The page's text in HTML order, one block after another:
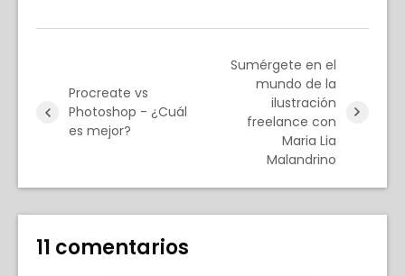
Procreate vs
Photoshop - ¿Cuál
es mejor?
Sumérgete en el
mundo de la
ilustración
freelance con
Maria Lia
Malandrino
11 comentarios